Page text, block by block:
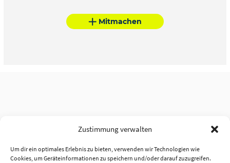
Zustimmung verwalten
Um dir ein optimales Erlebnis zu bieten, verwenden wir Technologien wie
Cookies, um Geräteinformationen zu speichern und/oder darauf zuzugreifen.
Mitmachen